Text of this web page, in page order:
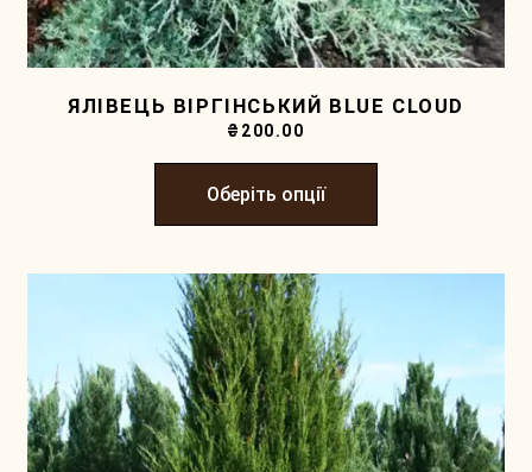
ЯЛІВЕЦЬ ВІРГІНСЬКИЙ BLUE CLOUD
₴ 200.00
Оберіть опції